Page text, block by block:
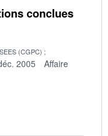
conclues
(CGPC)
2005
Affaire